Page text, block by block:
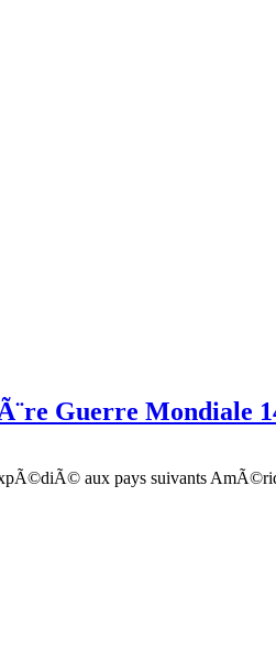
Guerre Mondiale
aux pays suivants